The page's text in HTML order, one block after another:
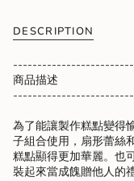
quantity
</span>
in
cart",
quantity
for
{{
product
DESCRIPTION
商品描述
為了能讓製作糕點變得
子組合使用，扇形蕾絲
糕點顯得更加華麗。也
裝起來當成餽贈他人的禮